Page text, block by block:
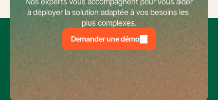
à déployer la solution adaptée à vos besoins les
plus complexes.
Demander une démo